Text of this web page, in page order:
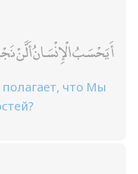
أَيَحْسَبُ الْإِنْسَانُ أَلَّنْ
что Мы